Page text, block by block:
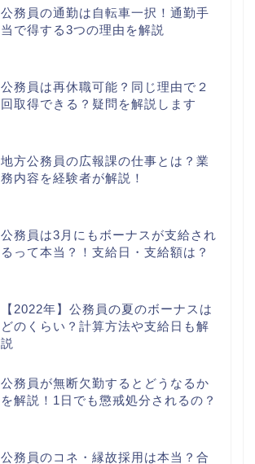
公務員の通勤は自転車一択！通勤手
当で得する3つの理由を解説
公務員は再休職可能？同じ理由で２
回取得できる？疑問を解説します
地方公務員の広報課の仕事とは？業
務内容を経験者が解説！
公務員は3月にもボーナスが支給され
るって本当？！支給日・支給額は？
【2022年】公務員の夏のボーナスは
どのくらい？計算方法や支給日も解
説
公務員が無断欠勤するとどうなるか
を解説！1日でも懲戒処分されるの？
公務員のコネ・縁故採用は本当？合